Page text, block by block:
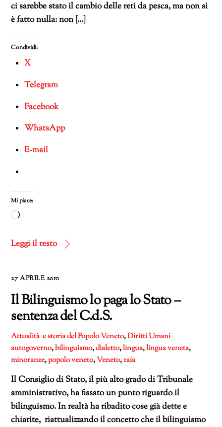
ci sarebbe stato il cambio delle reti da pesca, ma non si
è fatto nulla: non […]
Condividi:
X
Telegram
Facebook
WhatsApp
E-mail
Mi piace:
Caricamento
corso…
Leggi il resto
27 APRILE 2010
Il Bilinguismo lo paga lo Stato –
sentenza del C.d.S.
Attualità e storia del Popolo Veneto,Diritti Umani
autogoverno,bilinguismo,dialetto,lingua,lingua veneta,
minoranze,popolo veneto,Veneto,zaia
Il Consiglio di Stato, il più alto grado di Tribunale
amministrativo, ha fissato un punto riguardo il
bilinguismo. In realtà ha ribadito cose già dette e
chiarite, riattualizzando il concetto che il bilinguismo